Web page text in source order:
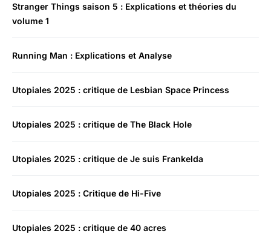
Stranger Things saison 5 : Explications et théories du
volume 1
Running Man : Explications et Analyse
Utopiales 2025 : critique de Lesbian Space Princess
Utopiales 2025 : critique de The Black Hole
Utopiales 2025 : critique de Je suis Frankelda
Utopiales 2025 : Critique de Hi-Five
Utopiales 2025 : critique de 40 acres